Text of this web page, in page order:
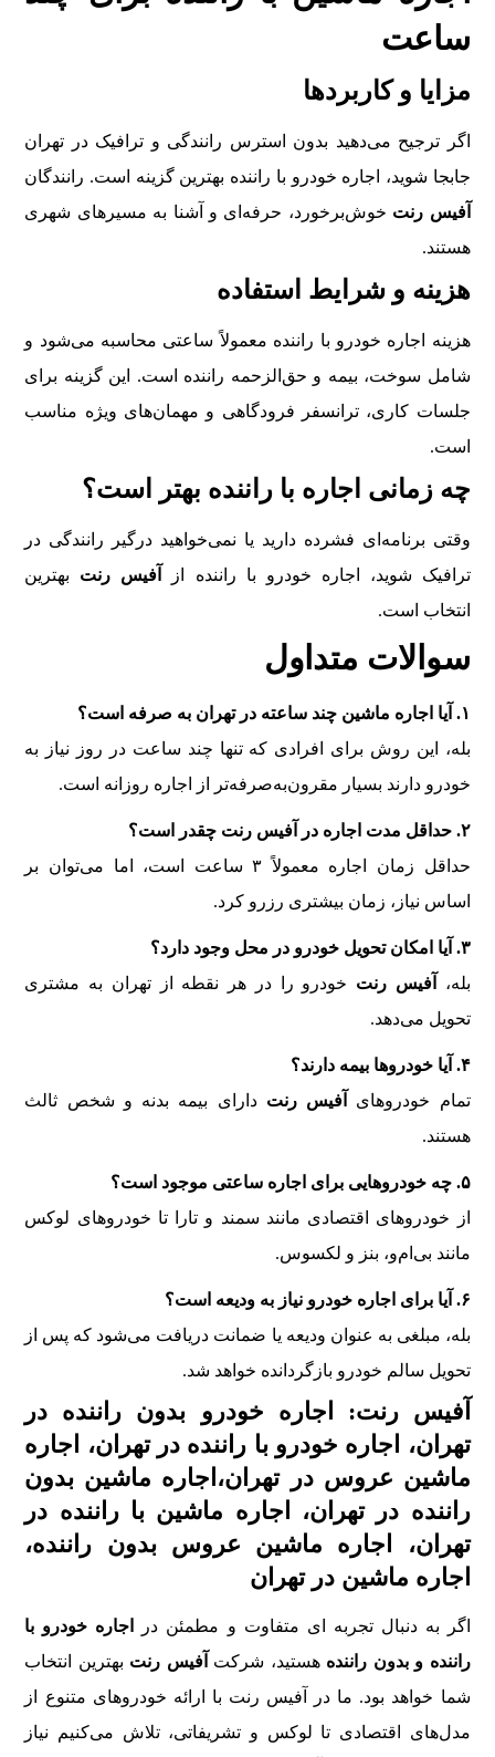
ساعت
مزایا و کاربردها
اگر ترجیح می‌دهید بدون استرس رانندگی و ترافیک در تهران
جابجا شوید، اجاره خودرو با راننده بهترین گزینه است. رانندگان
آفیس رنت خوش‌برخورد، حرفه‌ای و آشنا به مسیرهای شهری
هستند.
هزینه و شرایط استفاده
هزینه اجاره خودرو با راننده معمولاً ساعتی محاسبه می‌شود و
شامل سوخت، بیمه و حق‌الزحمه راننده است. این گزینه برای
جلسات کاری، ترانسفر فرودگاهی و مهمان‌های ویژه مناسب
است.
چه زمانی اجاره با راننده بهتر است؟
وقتی برنامه‌ای فشرده دارید یا نمی‌خواهید درگیر رانندگی در
ترافیک شوید، اجاره خودرو با راننده از
آفیس رنت بهترین
انتخاب است.
سوالات متداول
۱. آیا اجاره ماشین چند ساعته در تهران به صرفه است؟
بله، این روش برای افرادی که تنها چند ساعت در روز نیاز به
خودرو دارند بسیار مقرون‌به‌صرفه‌تر از اجاره روزانه است.
۲. حداقل مدت اجاره در آفیس رنت چقدر است؟
حداقل زمان اجاره معمولاً ۳ ساعت است، اما می‌توان بر
اساس نیاز، زمان بیشتری رزرو کرد.
۳. آیا امکان تحویل خودرو در محل وجود دارد؟
بله،
آفیس رنت خودرو را در هر نقطه از تهران به مشتری
تحویل می‌دهد.
۴. آیا خودروها بیمه دارند؟
تمام خودروهای آفیس رنت دارای بیمه بدنه و شخص ثالث
هستند.
۵. چه خودروهایی برای اجاره ساعتی موجود است؟
از خودروهای اقتصادی مانند سمند و تارا تا خودروهای لوکس
مانند بی‌ام‌و، بنز و لکسوس.
۶. آیا برای اجاره خودرو نیاز به ودیعه است؟
بله، مبلغی به عنوان ودیعه یا ضمانت دریافت می‌شود که پس از
تحویل سالم خودرو بازگردانده خواهد شد.
آفیس رنت: اجاره خودرو بدون راننده در
تهران، اجاره خودرو با راننده در تهران، اجاره
ماشین عروس در تهران،اجاره ماشین بدون
راننده در تهران، اجاره ماشین با راننده در
تهران، اجاره ماشین عروس بدون راننده،
اجاره ماشین در تهران
اگر به دنبال تجربه‌ ای متفاوت و مطمئن در
اجاره خودرو با
راننده و بدون راننده هستید، شرکت آفیس رنت بهترین انتخاب
شما خواهد بود. ما در آفیس رنت با ارائه خودروهای متنوع از
مدل‌های اقتصادی تا لوکس و تشریفاتی، تلاش می‌کنیم نیاز